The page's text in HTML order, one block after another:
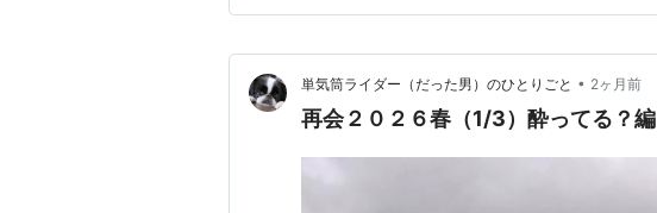
単気筒ライダー（だった男）のひとりごと • 2ヶ月前
再会２０２６春（1/3）酔ってる？編